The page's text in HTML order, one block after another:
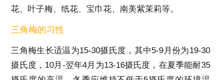
花、叶子梅、纸花、宝巾花、南美紫茉莉等。
三角梅的习性
三角梅生长适温为15-30摄氏度，其中5-9月份为19-30
摄氏度，10月-翌年4月为13-16摄氏度，在夏季能耐35